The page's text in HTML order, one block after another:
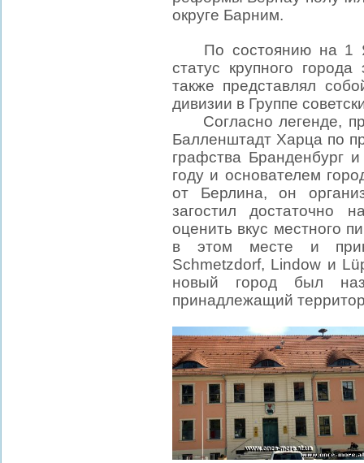
округе Барним.
По состоянию на 1
статус крупного
также представлял
дивизии в Группе
Согласно легенде,
Балленштадт Харца по
графства Бранденбург
году и основателем
от Берлина, он
загостил достаточно
оценить вкус местного
в этом месте и
Schmetzdorf, Lindow и
новый город был
принадлежащий